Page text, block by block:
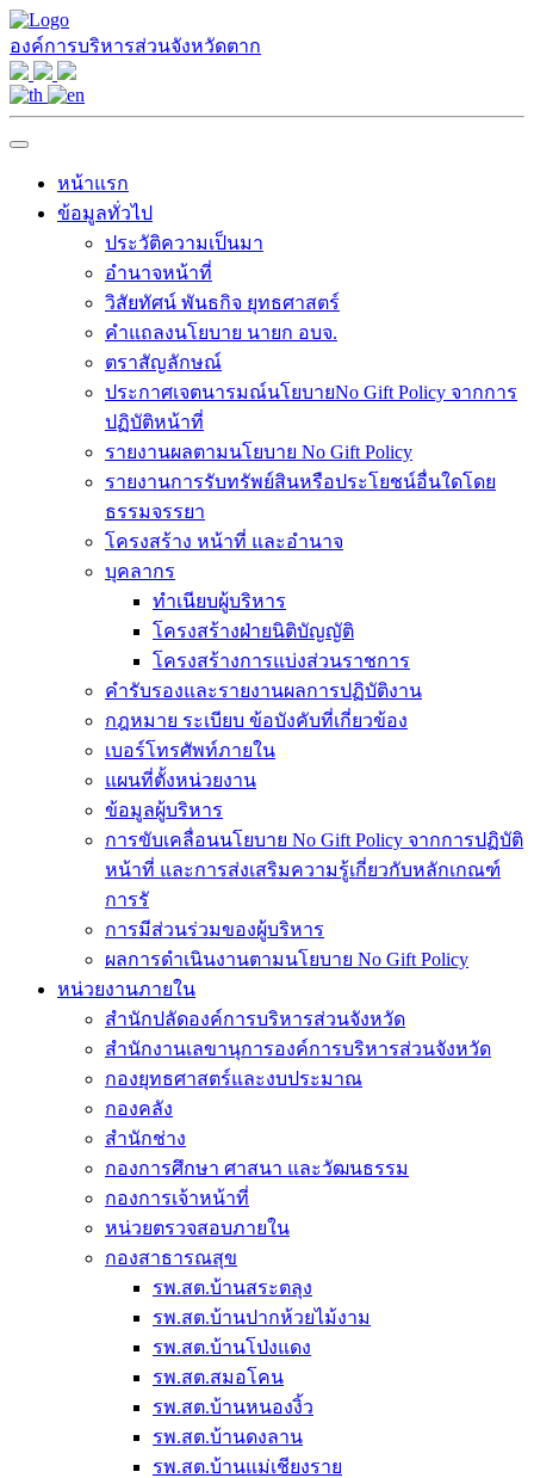
องค์การบริหารส่วนจังหวัดตาก
หน้าแรก
ข้อมูลทั่วไป
ประวัติความเป็นมา
อำนาจหน้าที่
วิสัยทัศน์ พันธกิจ ยุทธศาสตร์
คำแถลงนโยบาย นายก อบจ.
ตราสัญลักษณ์
ประกาศเจตนารมณ์นโยบายNo Gift Policy จากการ
ปฏิบัติหน้าที่
รายงานผลตามนโยบาย No Gift Policy
รายงานการรับทรัพย์สินหรือประโยชน์อื่นใดโดย
ธรรมจรรยา
โครงสร้าง หน้าที่ และอำนาจ
บุคลากร
ทำเนียบผู้บริหาร
โครงสร้างฝ่ายนิติบัญญัติ
โครงสร้างการแบ่งส่วนราชการ
คำรับรองและรายงานผลการปฏิบัติงาน
กฎหมาย ระเบียบ ข้อบังคับที่เกี่ยวข้อง
เบอร์โทรศัพท์ภายใน
แผนที่ตั้งหน่วยงาน
ข้อมูลผู้บริหาร
การขับเคลื่อนนโยบาย No Gift Policy จากการปฏิบัติ
หน้าที่ และการส่งเสริมความรู้เกี่ยวกับหลักเกณฑ์
การรั
การมีส่วนร่วมของผู้บริหาร
ผลการดำเนินงานตามนโยบาย No Gift Policy
หน่วยงานภายใน
สำนักปลัดองค์การบริหารส่วนจังหวัด
สำนักงานเลขานุการองค์การบริหารส่วนจังหวัด
กองยุทธศาสตร์และงบประมาณ
กองคลัง
สำนักช่าง
กองการศึกษา ศาสนา และวัฒนธรรม
กองการเจ้าหน้าที่
หน่วยตรวจสอบภายใน
กองสาธารณสุข
รพ.สต.บ้านสระตลุง
รพ.สต.บ้านปากห้วยไม้งาม
รพ.สต.บ้านโป่งแดง
รพ.สต.สมอโคน
รพ.สต.บ้านหนองงิ้ว
รพ.สต.บ้านดงลาน
รพ.สต.บ้านแม่เชียงราย